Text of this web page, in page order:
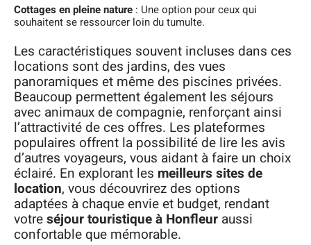
Cottages en pleine nature : Une option pour ceux qui
souhaitent se ressourcer loin du tumulte.
Les caractéristiques souvent incluses dans ces
locations sont des jardins, des vues
panoramiques et même des piscines privées.
Beaucoup permettent également les séjours
avec animaux de compagnie, renforçant ainsi
l’attractivité de ces offres. Les plateformes
populaires offrent la possibilité de lire les avis
d’autres voyageurs, vous aidant à faire un choix
éclairé. En explorant les meilleurs sites de
location, vous découvrirez des options
adaptées à chaque envie et budget, rendant
votreséjour touristique à Honfleur aussi
confortable que mémorable.